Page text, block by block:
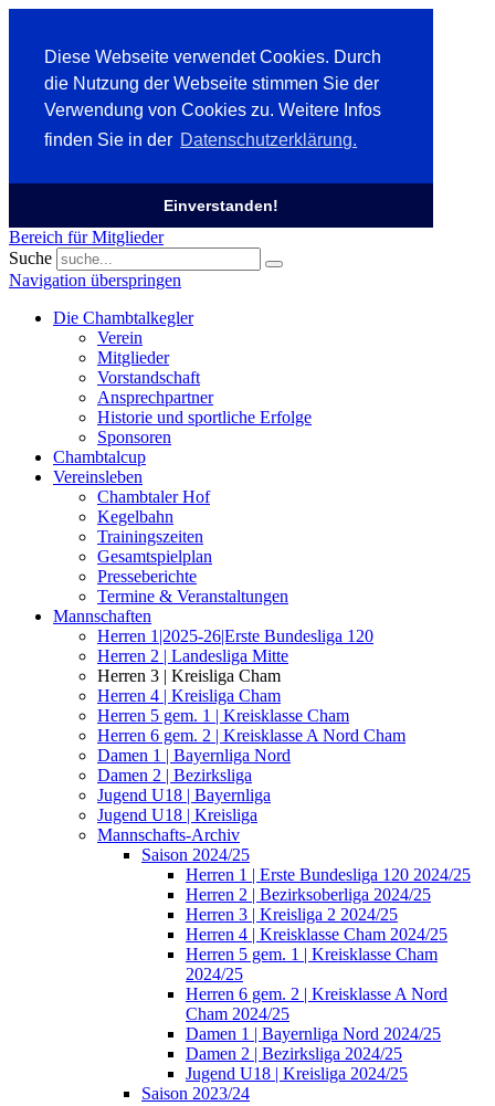
Diese Webseite verwendet Cookies. Durch
die Nutzung der Webseite stimmen Sie der
Verwendung von Cookies zu. Weitere Infos
finden Sie in der Datenschutzerklärung.
Einverstanden!
Bereich für Mitglieder
Suche
Navigation überspringen
Die Chambtalkegler
Verein
Mitglieder
Vorstandschaft
Ansprechpartner
Historie und sportliche Erfolge
Sponsoren
Chambtalcup
Vereinsleben
Chambtaler Hof
Kegelbahn
Trainingszeiten
Gesamtspielplan
Presseberichte
Termine & Veranstaltungen
Mannschaften
Herren 1|2025-26|Erste Bundesliga 120
Herren 2 | Landesliga Mitte
Herren 3 | Kreisliga Cham
Herren 4 | Kreisliga Cham
Herren 5 gem. 1 | Kreisklasse Cham
Herren 6 gem. 2 | Kreisklasse A Nord Cham
Damen 1 | Bayernliga Nord
Damen 2 | Bezirksliga
Jugend U18 | Bayernliga
Jugend U18 | Kreisliga
Mannschafts-Archiv
Saison 2024/25
Herren 1 | Erste Bundesliga 120 2024/25
Herren 2 | Bezirksoberliga 2024/25
Herren 3 | Kreisliga 2 2024/25
Herren 4 | Kreisklasse Cham 2024/25
Herren 5 gem. 1 | Kreisklasse Cham
2024/25
Herren 6 gem. 2 | Kreisklasse A Nord
Cham 2024/25
Damen 1 | Bayernliga Nord 2024/25
Damen 2 | Bezirksliga 2024/25
Jugend U18 | Kreisliga 2024/25
Saison 2023/24